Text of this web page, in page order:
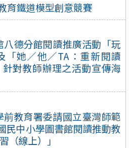
育鐵道模型創意競賽
德分館閱讀推廣活動「玩
「她／他／TA：重新閱讀
針對教師辦理之活動宣傳海
教育署委請國立臺灣師範
民中小學圖書館閱讀推動教
（線上）」